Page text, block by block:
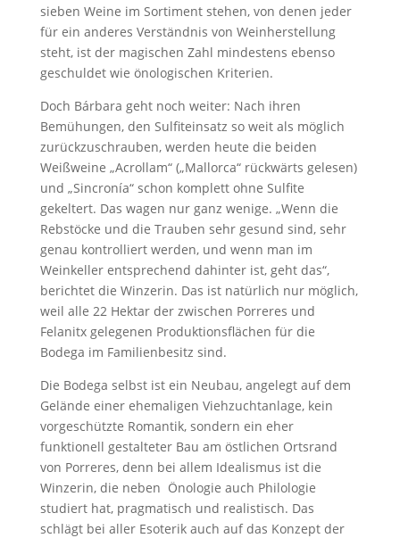
sieben Weine im Sortiment stehen, von denen jeder
für ein anderes Verständnis von Weinherstellung
steht, ist der magischen Zahl mindestens ebenso
geschuldet wie önologischen Kriterien.
Doch Bárbara geht noch weiter: Nach ihren
Bemühungen, den Sulfiteinsatz so weit als möglich
zurückzuschrauben, werden heute die beiden
Weißweine „Acrollam“ („Mallorca“ rückwärts gelesen)
und „Sincronía“ schon komplett ohne Sulfite
gekeltert. Das wagen nur ganz wenige. „Wenn die
Rebstöcke und die Trauben sehr gesund sind, sehr
genau kontrolliert werden, und wenn man im
Weinkeller entsprechend dahinter ist, geht das“,
berichtet die Winzerin. Das ist natürlich nur möglich,
weil alle 22 Hektar der zwischen Porreres und
Felanitx gelegenen Produktionsflächen für die
Bodega im Familienbesitz sind.
Die Bodega selbst ist ein Neubau, angelegt auf dem
Gelände einer ehemaligen Viehzuchtanlage, kein
vorgeschützte Romantik, sondern ein eher
funktionell gestalteter Bau am östlichen Ortsrand
von Porreres, denn bei allem Idealismus ist die
Winzerin, die neben Önologie auch Philologie
studiert hat, pragmatisch und realistisch. Das
schlägt bei aller Esoterik auch auf das Konzept der